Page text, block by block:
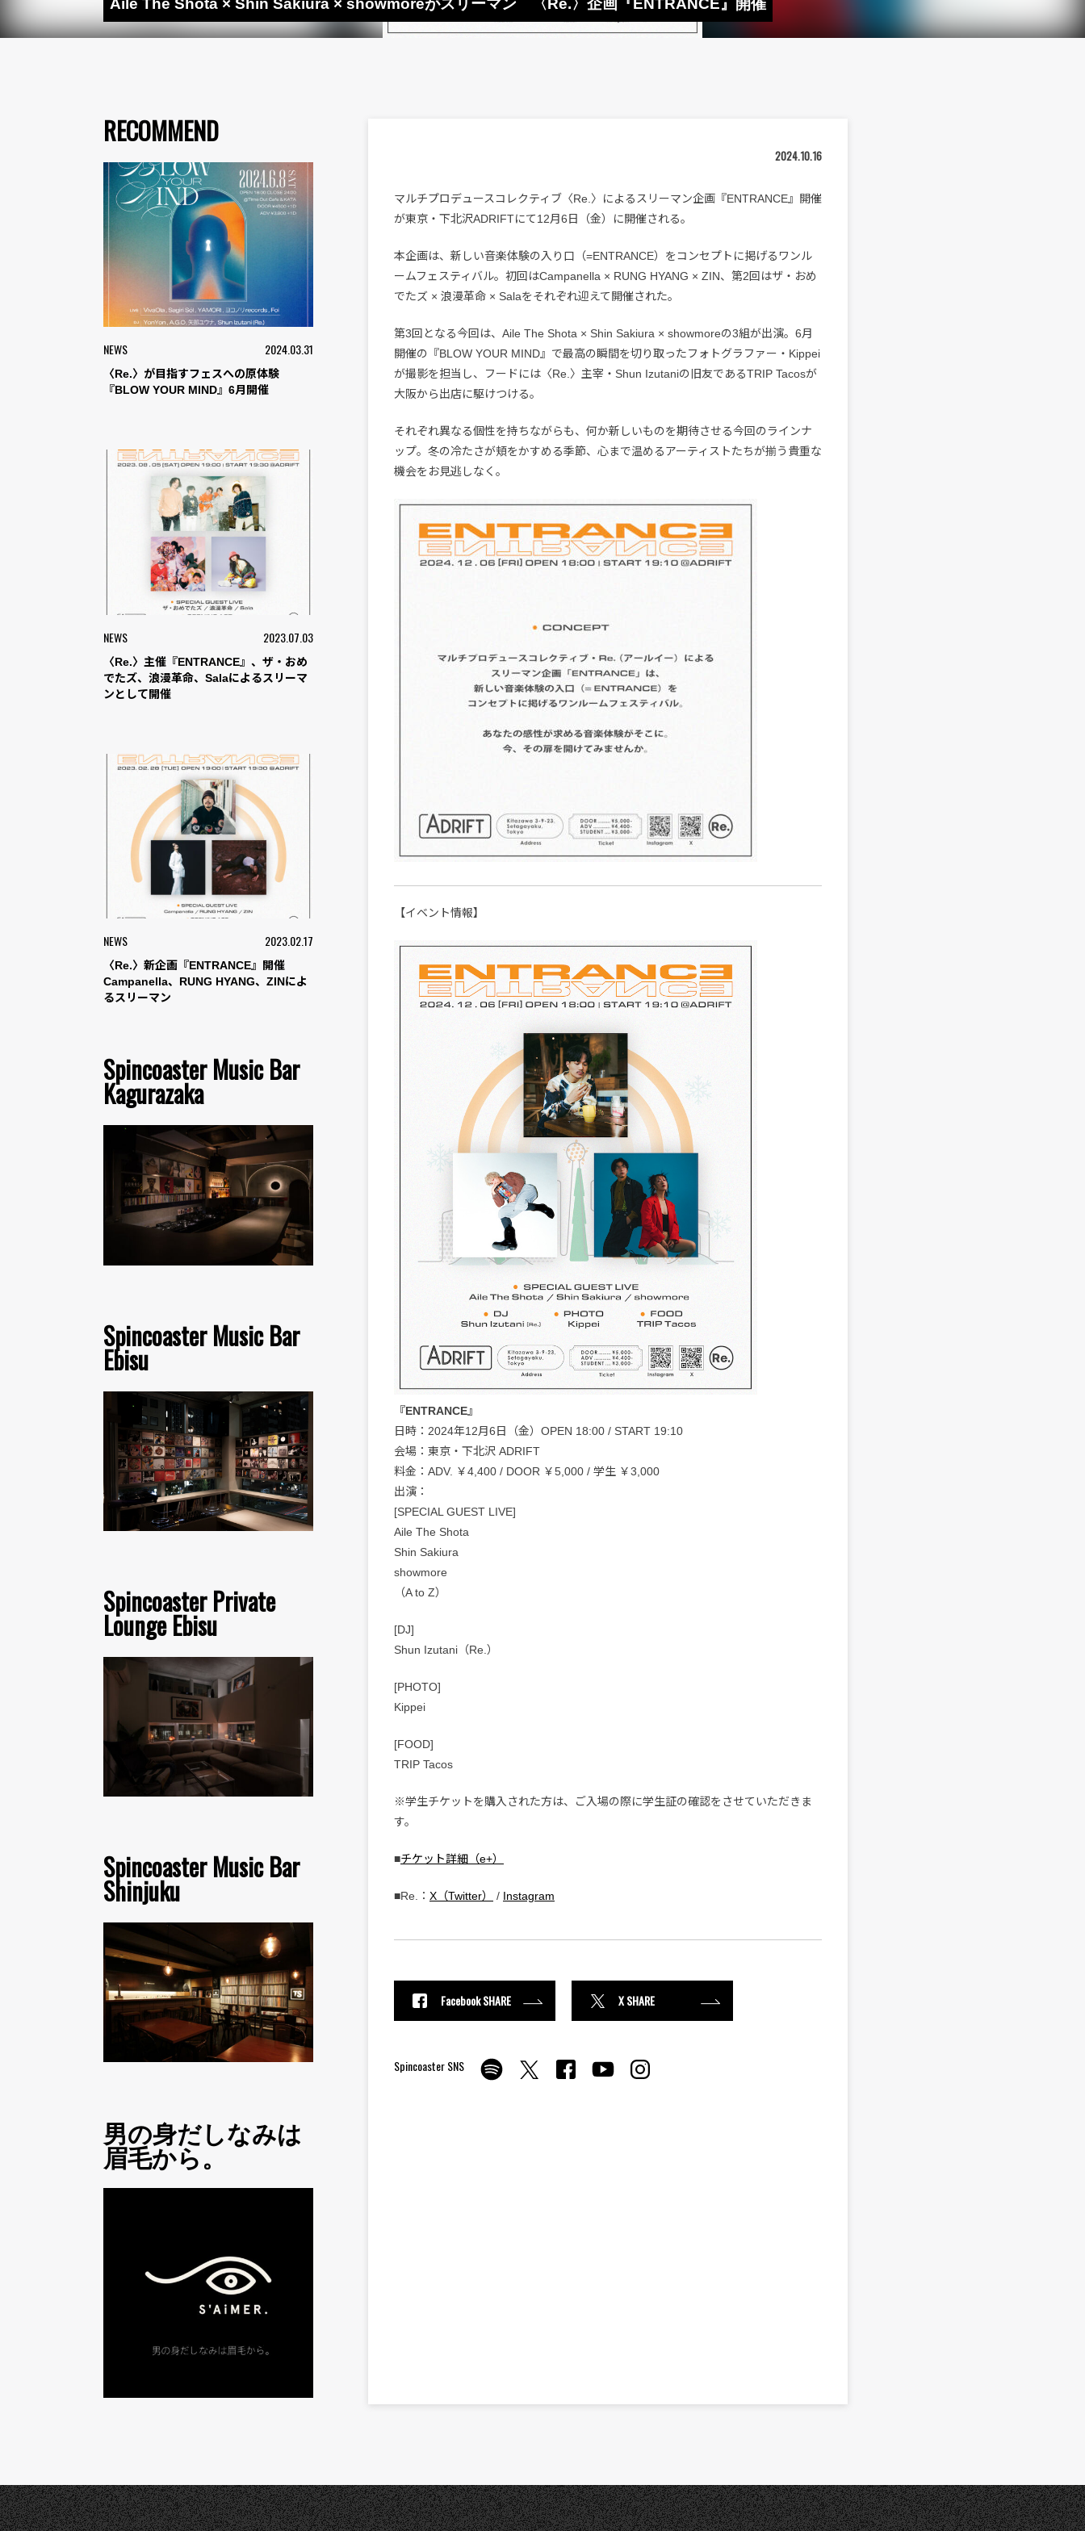
Aile The Shota × Shin Sakiura × showmoreがスリーマン 〈Re.〉企画『ENTRANCE』開催
RECOMMEND
NEWS 2024.03.31
〈Re.〉が目指すフェスへの原体験
『BLOW YOUR MIND』6月開催
NEWS 2023.07.03
〈Re.〉主催『ENTRANCE』、ザ・おめ
でたズ、浪漫革命、Salaによるスリーマ
ンとして開催
NEWS 2023.02.17
〈Re.〉新企画『ENTRANCE』開催
Campanella、RUNG HYANG、ZINによ
るスリーマン
Spincoaster Music Bar
Kagurazaka
Spincoaster Music Bar
Ebisu
Spincoaster Private
Lounge Ebisu
Spincoaster Music Bar
Shinjuku
男の身だしなみは
眉毛から。
2024.10.16
マルチプロデュースコレクティブ〈Re.〉によるスリーマン企画『ENTRANCE』開催
が東京・下北沢ADRIFTにて12月6日（金）に開催される。
本企画は、新しい音楽体験の入り口（=ENTRANCE）をコンセプトに掲げるワンル
ームフェスティバル。初回はCampanella × RUNG HYANG × ZIN、第2回はザ・おめ
でたズ × 浪漫革命 × Salaをそれぞれ迎えて開催された。
第3回となる今回は、Aile The Shota × Shin Sakiura × showmoreの3組が出演。6月
開催の『BLOW YOUR MIND』で最高の瞬間を切り取ったフォトグラファー・Kippei
が撮影を担当し、フードには〈Re.〉主宰・Shun Izutaniの旧友であるTRIP Tacosが
大阪から出店に駆けつける。
それぞれ異なる個性を持ちながらも、何か新しいものを期待させる今回のラインナ
ップ。冬の冷たさが頬をかすめる季節、心まで温めるアーティストたちが揃う貴重な
機会をお見逃しなく。
【イベント情報】
『ENTRANCE』
日時：2024年12月6日（金）OPEN 18:00 / START 19:10
会場：東京・下北沢 ADRIFT
料金：ADV. ￥4,400 / DOOR ￥5,000 / 学生 ￥3,000
出演：
[SPECIAL GUEST LIVE]
Aile The Shota
Shin Sakiura
showmore
（A to Z）
[DJ]
Shun Izutani（Re.）
[PHOTO]
Kippei
[FOOD]
TRIP Tacos
※学生チケットを購入された方は、ご入場の際に学生証の確認をさせていただきま
す。
■チケット詳細（e+）
■Re.： X（Twitter） / Instagram
Facebook SHARE X SHARE
Spincoaster SNS